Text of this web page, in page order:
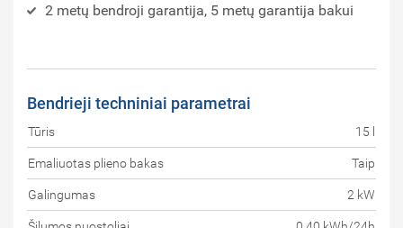
2 metų bendroji garantija, 5 metų garantija bakui
Bendrieji techniniai parametrai
Tūris 15 l
Emaliuotas plieno bakas Taip
Galingumas 2 kW